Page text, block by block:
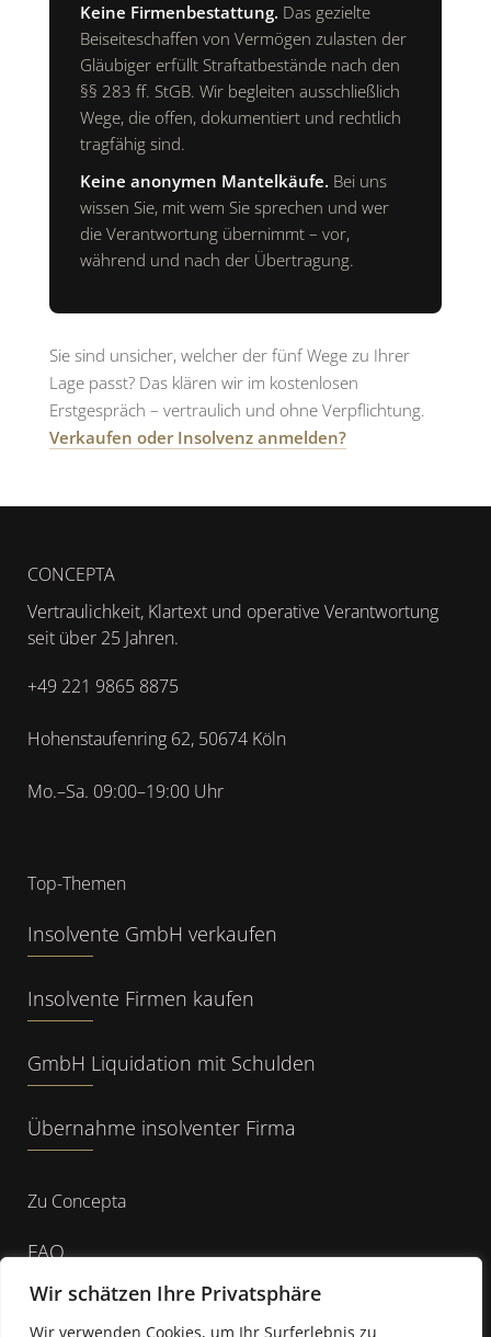
Wir schätzen Ihre Privatsphäre
Wir verwenden Cookies, um Ihr Surferlebnis zu
Keine Firmenbestattung. Das gezielte
Beiseiteschaffen von Vermögen zulasten der
Gläubiger erfüllt Straftatbestände nach den
§§ 283 ff. StGB. Wir begleiten ausschließlich
Wege, die offen, dokumentiert und rechtlich
tragfähig sind.
Keine anonymen Mantelkäufe. Bei uns
wissen Sie, mit wem Sie sprechen und wer
die Verantwortung übernimmt – vor,
während und nach der Übertragung.
Sie sind unsicher, welcher der fünf Wege zu Ihrer
Lage passt? Das klären wir im kostenlosen
Erstgespräch – vertraulich und ohne Verpflichtung.
Verkaufen oder Insolvenz anmelden?
CONCEPTA
Vertraulichkeit, Klartext und operative Verantwortung
seit über 25 Jahren.
+49 221 9865 8875
Hohenstaufenring 62, 50674 Köln
Mo.–Sa. 09:00–19:00 Uhr
Top-Themen
Insolvente GmbH verkaufen
Insolvente Firmen kaufen
GmbH Liquidation mit Schulden
Übernahme insolventer Firma
Zu Concepta
FAQ
Über Concepta